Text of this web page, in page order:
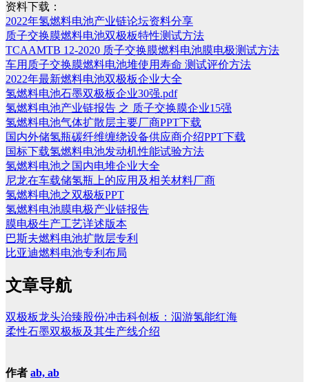
资料下载：
2022年氢燃料电池产业链论坛资料分享
质子交换膜燃料电池双极板特性测试方法
TCAAMTB 12-2020 质子交换膜燃料电池膜电极测试方法
车用质子交换膜燃料电池堆使用寿命 测试评价方法
2022年最新燃料电池双极板企业大全
氢燃料电池石墨双极板企业30强.pdf
氢燃料电池产业链报告 之 质子交换膜企业15强
氢燃料电池气体扩散层主要厂商PPT下载
国内外储氢瓶碳纤维缠绕设备供应商介绍PPT下载
国标下载氢燃料电池发动机性能试验方法
氢燃料电池之国内电堆企业大全
尼龙在车载储氢瓶上的应用及相关材料厂商
氢燃料电池之双极板PPT
氢燃料电池膜电极产业链报告
膜电极生产工艺详述版本
巴斯夫燃料电池扩散层专利
比亚迪燃料电池专利布局
文章导航
双极板龙头治臻股份冲击科创板：泅游氢能红海
柔性石墨双极板及其生产线介绍
作者 ab, ab